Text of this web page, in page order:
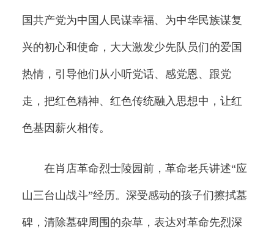
国共产党为中国人民谋幸福、为中华民族谋复
兴的初心和使命，大大激发少先队员们的爱国
热情，引导他们从小听党话、感党恩、跟党
走，把红色精神、红色传统融入思想中，让红
色基因薪火相传。
在肖店革命烈士陵园前，革命老兵讲述“应
山三台山战斗”经历。深受感动的孩子们擦拭墓
碑，清除墓碑周围的杂草，表达对革命先烈深